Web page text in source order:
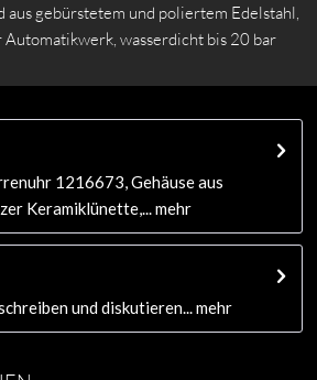
aus gebürstetem und poliertem Edelstahl,
wasserdicht bis 20 bar
1216673, Gehäuse aus
Keramiklünette,...
mehr
und diskutieren...
mehr